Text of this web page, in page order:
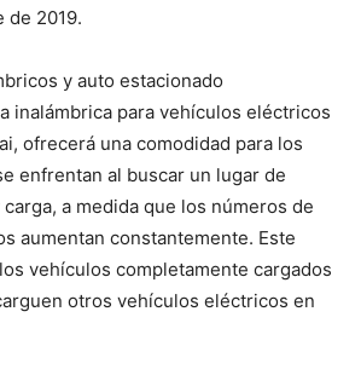
de 2019.
y auto estacionado
inalámbrica para vehículos eléctricos
ofrecerá una comodidad para los
enfrentan al buscar un lugar de
a medida que los números de
aumentan constantemente. Este
vehículos completamente cargados
otros vehículos eléctricos en